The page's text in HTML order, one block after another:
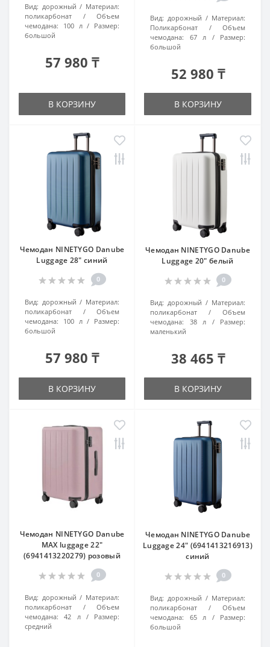
Вид: дорожный
Материал:
поликарбонат
Объем
чемодана:
100 л
Размер:
большой
57 980 ₸
В КОРЗИНУ
Вид: дорожный
Материал:
Поликарбонат
Объем
чемодана:
67 л
Размер:
большой
52 980 ₸
В КОРЗИНУ
Чемодан NINETYGO Danube
Luggage 28" синий
0
Вид: дорожный
Материал:
поликарбонат
Объем
чемодана:
100 л
Размер:
большой
57 980 ₸
В КОРЗИНУ
Чемодан NINETYGO Danube
Luggage 20" белый
0
Вид: дорожный
Материал:
поликарбонат
Объем
чемодана:
38 л
Размер:
маленький
38 465 ₸
В КОРЗИНУ
Чемодан NINETYGO Danube
MAX luggage 22"
(6941413220279) розовый
0
Вид: дорожный
Материал:
поликарбонат
Объем
чемодана:
42 л
Размер:
средний
Чемодан NINETYGO Danube
Luggage 24" (6941413216913)
синий
0
Вид: дорожный
Материал:
поликарбонат
Объем
чемодана:
65 л
Размер:
большой